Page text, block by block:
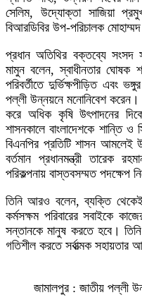
সেলিম, উদ্যোক্তা সাজিয়া
বিআরডিবির উপ-পরিচালক
প্রধান অতিথির বক্তব্যে
মামুন বলেন, স্বাধীনতার ঘোষক
পরিবর্তীতে দুর্ভিক্ষপীড়িত এবং
পল্লী উন্নয়নে মনোনিবেশ করেন।
করে অধিক কৃষি উৎপাদনের
শাসনকালে বাংলাদেশকে শান্তি ও
বিএনপির প্রতিটি শাসন আমলেই
বর্তমান প্রধানমন্ত্রী তারেক
পরিকল্পনায় বাস্তবসম্মত পদক্ষেপ
তিনি আরও বলেন, ব্যক্তি
কর্মসক্ষম পরিবারের সবাইকে
সন্তানকে মানুষ করতে হবে।
গতিশীল করতে সর্বাত্মক সহায়তার
জামালপুর : জাতীয় পল্লী